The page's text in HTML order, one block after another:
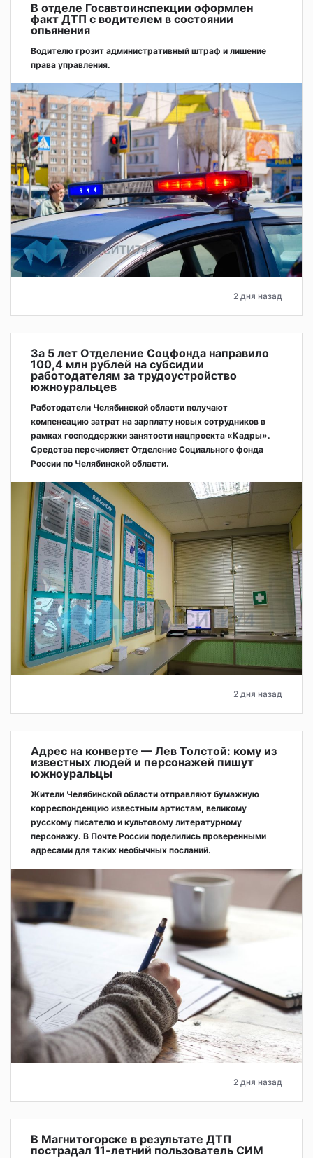
В отделе Госавтоинспекции оформлен
факт ДТП с водителем в состоянии
опьянения
Водителю грозит административный штраф и лишение
права управления.
2 дня назад
За 5 лет Отделение Соцфонда направило
100,4 млн рублей на субсидии
работодателям за трудоустройство
южноуральцев
Работодатели Челябинской области получают
компенсацию затрат на зарплату новых сотрудников в
рамках господдержки занятости нацпроекта «Кадры».
Средства перечисляет Отделение Социального фонда
России по Челябинской области.
2 дня назад
Адрес на конверте — Лев Толстой: кому из
известных людей и персонажей пишут
южноуральцы
Жители Челябинской области отправляют бумажную
корреспонденцию известным артистам, великому
русскому писателю и культовому литературному
персонажу. В Почте России поделились проверенными
адресами для таких необычных посланий.
2 дня назад
В Магнитогорске в результате ДТП
пострадал 11-летний пользователь СИМ